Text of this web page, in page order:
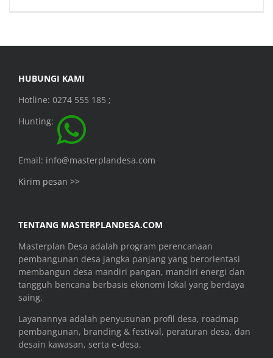
HUBUNGI KAMI
Hotline: 0274 555 185 ;
Hunting:
Email: info@masterplandesa.com
Kirim pesan >>
TENTANG MASTERPLANDESA.COM
Masterplan Desa adalah program perencanaan
pembangunan desa jangka panjang yang berorientasi
membangun desa mandiri pangan, mandiri energi dan
tangguh bencana berbasis ekonomi lokal yang berdaya
saing.
Layanannya adalah penyusunan profil desa, roadmap
pembangunan, branding & festival, peraturan desa, dan
desain kawasan, serta e-desa.